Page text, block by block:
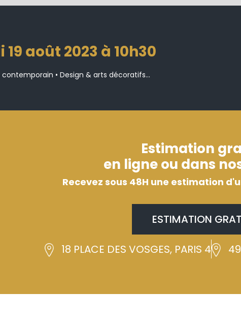
19 août 2023 à 10h30
• Design & arts décoratifs...
Estimation
en ligne ou dans
Recevez sous 48H une estimation
ESTIMATION
18 PLACE DES VOSGES, PARIS 4